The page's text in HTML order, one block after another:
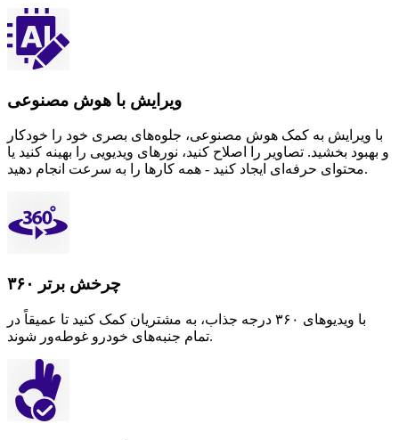
ویرایش با هوش مصنوعی
با ویرایش به کمک هوش مصنوعی، جلوه‌های بصری خود را خودکار
و بهبود بخشید. تصاویر را اصلاح کنید، نورهای ویدیویی را بهینه کنید یا
محتوای حرفه‌ای ایجاد کنید - همه کارها را به سرعت انجام دهید.
چرخش برتر ۳۶۰
با ویدیوهای ۳۶۰ درجه جذاب، به مشتریان کمک کنید تا عمیقاً در
تمام جنبه‌های خودرو غوطه‌ور شوند.